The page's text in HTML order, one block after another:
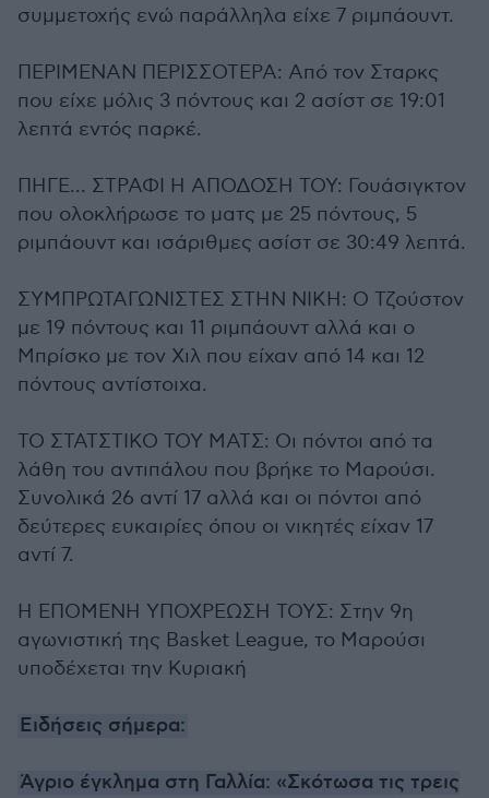
συμμετοχής ενώ παράλληλα είχε 7 ριμπάουντ.
ΠΕΡΙΜΕΝΑΝ ΠΕΡΙΣΣΟΤΕΡΑ: Από τον Σταρκς
που είχε μόλις 3 πόντους και 2 ασίστ σε 19:01
λεπτά εντός παρκέ.
ΠΗΓΕ... ΣΤΡΑΦΙ Η ΑΠΟΔΟΣΗ ΤΟΥ: Γουάσιγκτον
που ολοκλήρωσε το ματς με 25 πόντους, 5
ριμπάουντ και ισάριθμες ασίστ σε 30:49 λεπτά.
ΣΥΜΠΡΩΤΑΓΩΝΙΣΤΕΣ ΣΤΗΝ ΝΙΚΗ: Ο Τζούστον
με 19 πόντους και 11 ριμπάουντ αλλά και ο
Μπρίσκο με τον Χιλ που είχαν από 14 και 12
πόντους αντίστοιχα.
ΤΟ ΣΤΑΤΣΤΙΚΟ ΤΟΥ ΜΑΤΣ: Οι πόντοι από τα
λάθη του αντιπάλου που βρήκε το Μαρούσι.
Συνολικά 26 αντί 17 αλλά και οι πόντοι από
δεύτερες ευκαιρίες όπου οι νικητές είχαν 17
αντί 7.
Η ΕΠΟΜΕΝΗ ΥΠΟΧΡΕΩΣΗ ΤΟΥΣ: Στην 9η
αγωνιστική της Basket League, το Μαρούσι
υποδέχεται την Κυριακή
Ειδήσεις σήμερα:
Άγριο έγκλημα στη Γαλλία: «Σκότωσα τις τρεις